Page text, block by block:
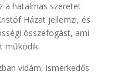
a hatalmas szeretet
Házat jellemzi, és
összefogást, ami
működik.
vidám, ismerkedős